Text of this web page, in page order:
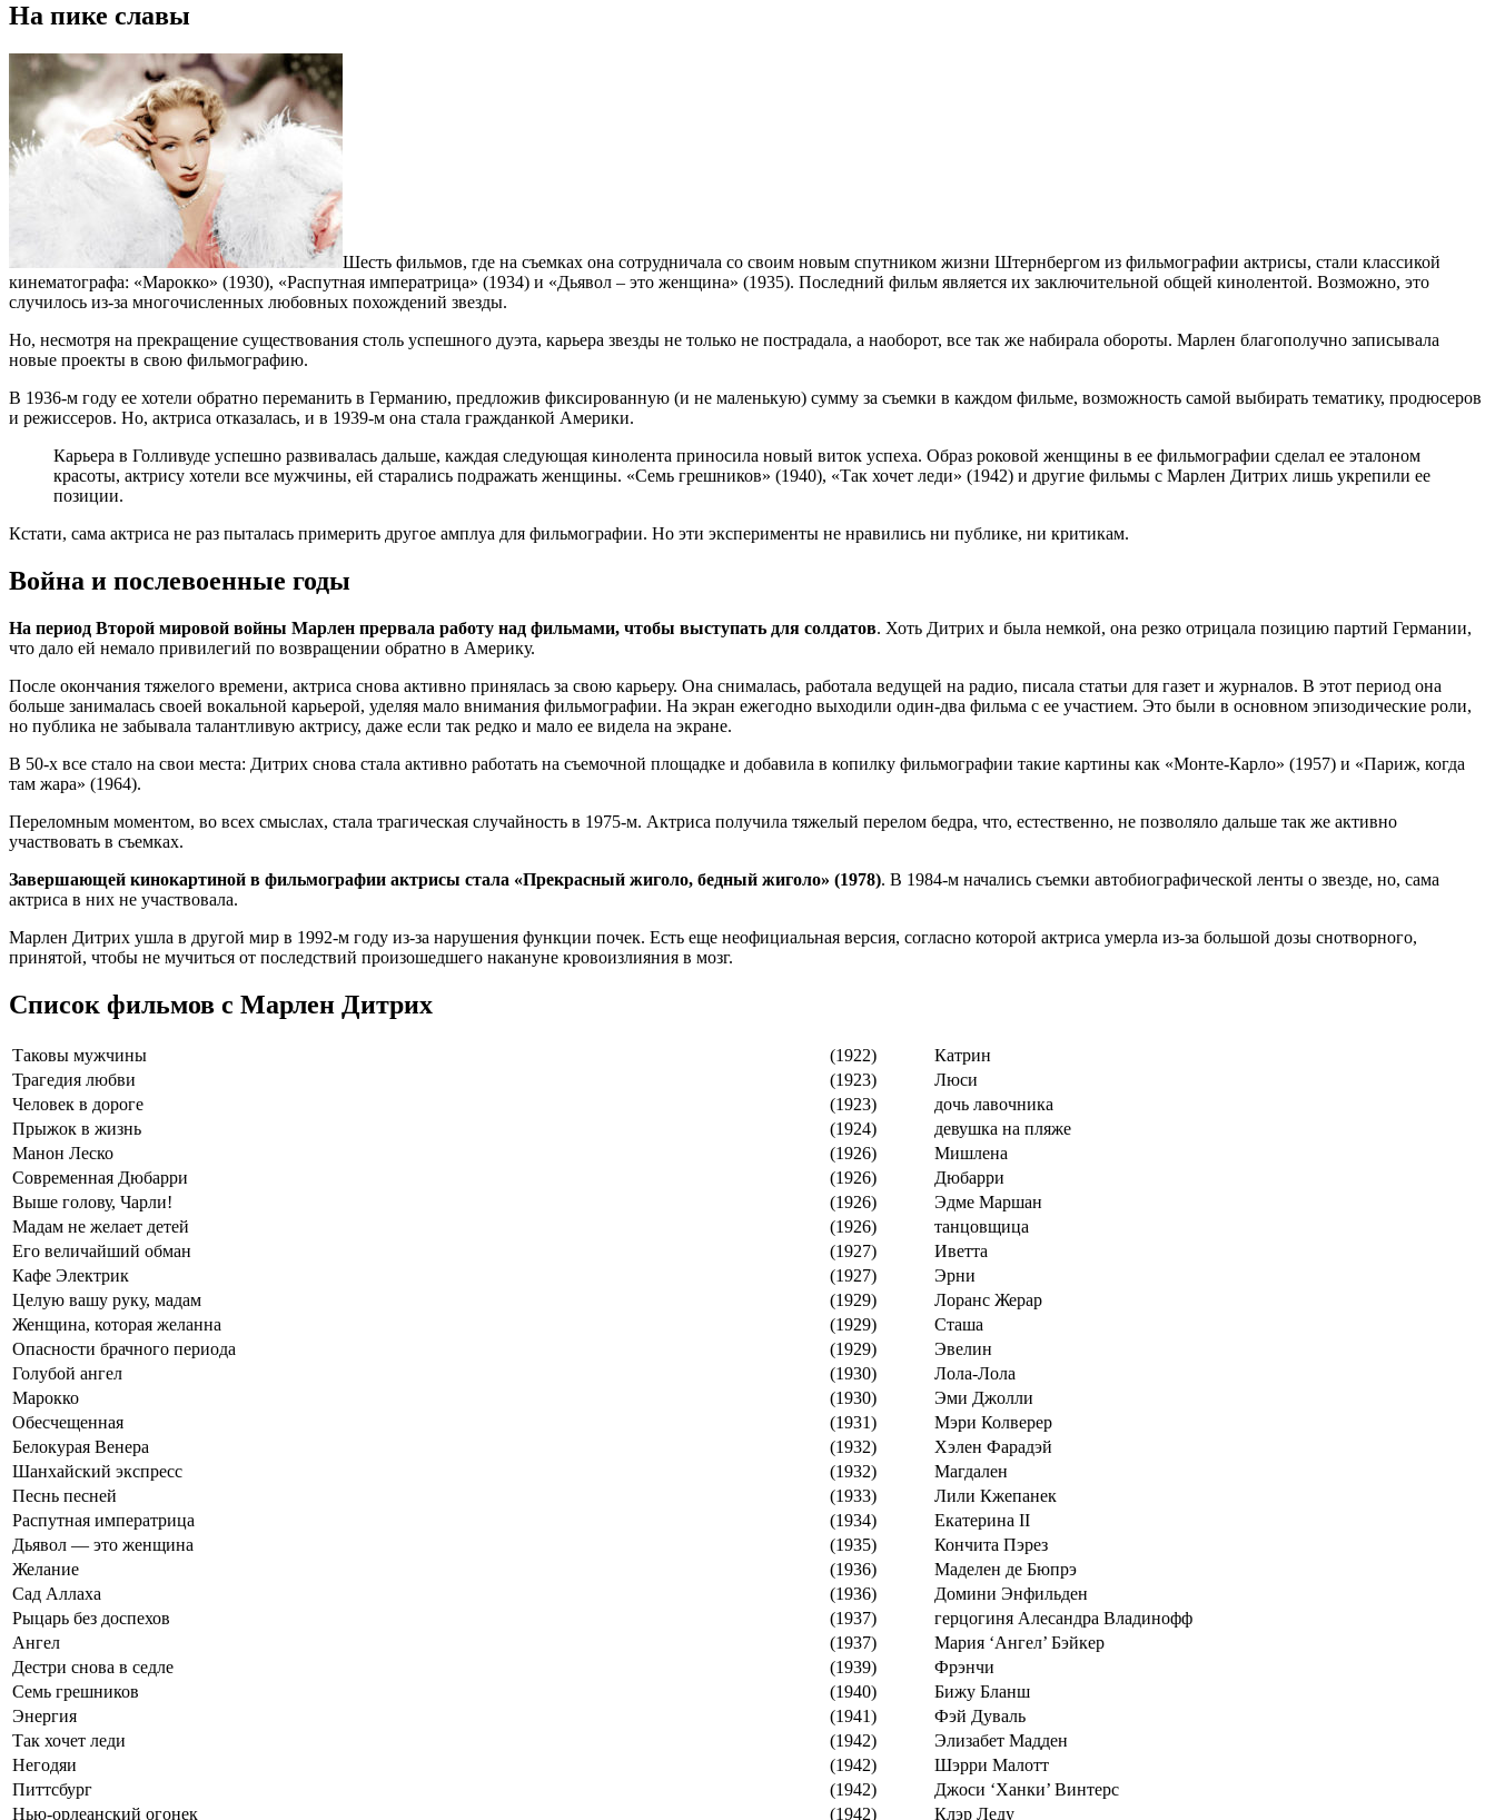
На пике славы
Шесть фильмов, где на съемках она сотрудничала со своим новым спутником жизни Штернбергом из фильмографии актрисы, стали классикой
кинематографа: «Марокко» (1930), «Распутная императрица» (1934) и «Дьявол – это женщина» (1935). Последний фильм является их заключительной общей кинолентой. Возможно, это
случилось из-за многочисленных любовных похождений звезды.
Но, несмотря на прекращение существования столь успешного дуэта, карьера звезды не только не пострадала, а наоборот, все так же набирала обороты. Марлен благополучно записывала
новые проекты в свою фильмографию.
В 1936-м году ее хотели обратно переманить в Германию, предложив фиксированную (и не маленькую) сумму за съемки в каждом фильме, возможность самой выбирать тематику, продюсеров
и режиссеров. Но, актриса отказалась, и в 1939-м она стала гражданкой Америки.
Карьера в Голливуде успешно развивалась дальше, каждая следующая кинолента приносила новый виток успеха. Образ роковой женщины в ее фильмографии сделал ее эталоном
красоты, актрису хотели все мужчины, ей старались подражать женщины. «Семь грешников» (1940), «Так хочет леди» (1942) и другие фильмы с Марлен Дитрих лишь укрепили ее
позиции.
Кстати, сама актриса не раз пыталась примерить другое амплуа для фильмографии. Но эти эксперименты не нравились ни публике, ни критикам.
Война и послевоенные годы
На период Второй мировой войны Марлен прервала работу над фильмами, чтобы выступать для солдатов. Хоть Дитрих и была немкой, она резко отрицала позицию партий Германии,
что дало ей немало привилегий по возвращении обратно в Америку.
После окончания тяжелого времени, актриса снова активно принялась за свою карьеру. Она снималась, работала ведущей на радио, писала статьи для газет и журналов. В этот период она
больше занималась своей вокальной карьерой, уделяя мало внимания фильмографии. На экран ежегодно выходили один-два фильма с ее участием. Это были в основном эпизодические роли,
но публика не забывала талантливую актрису, даже если так редко и мало ее видела на экране.
В 50-х все стало на свои места: Дитрих снова стала активно работать на съемочной площадке и добавила в копилку фильмографии такие картины как «Монте-Карло» (1957) и «Париж, когда
там жара» (1964).
Переломным моментом, во всех смыслах, стала трагическая случайность в 1975-м. Актриса получила тяжелый перелом бедра, что, естественно, не позволяло дальше так же активно
участвовать в съемках.
Завершающей кинокартиной в фильмографии актрисы стала «Прекрасный жиголо, бедный жиголо» (1978). В 1984-м начались съемки автобиографической ленты о звезде, но, сама
актриса в них не участвовала.
Марлен Дитрих ушла в другой мир в 1992-м году из-за нарушения функции почек. Есть еще неофициальная версия, согласно которой актриса умерла из-за большой дозы снотворного,
принятой, чтобы не мучиться от последствий произошедшего накануне кровоизлияния в мозг.
Список фильмов с Марлен Дитрих
Таковы мужчины (1922)
Катрин
Трагедия любви
(1923)
Люси
Человек в дороге
(1923)
дочь лавочника
Прыжок в жизнь
(1924)
девушка на пляже
Манон Леско
(1926)
Мишлена
Современная Дюбарри
(1926)
Дюбарри
Выше голову, Чарли!
(1926)
Эдме Маршан
Мадам не желает детей
(1926)
танцовщица
Его величайший обман
(1927)
Иветта
Кафе Электрик
(1927)
Эрни
Целую вашу руку, мадам
(1929)
Лоранс Жерар
Женщина, которая желанна
(1929)
Сташа
Опасности брачного периода
(1929)
Эвелин
Голубой ангел
(1930)
Лола-Лола
Марокко
(1930)
Эми Джолли
Обесчещенная
(1931)
Мэри Колверер
Белокурая Венера
(1932)
Хэлен Фарадэй
Шанхайский экспресс
(1932)
Магдален
Песнь песней
(1933)
Лили Кжепанек
Распутная императрица
(1934)
Екатерина II
Дьявол — это женщина
(1935)
Кончита Пэрез
Желание
(1936)
Маделен де Бюпрэ
Сад Аллаха
(1936)
Домини Энфильден
Рыцарь без доспехов
(1937)
герцогиня Алесандра Владинофф
Ангел
(1937)
Мария ‘Ангел’ Бэйкер
Дестри снова в седле
(1939)
Фрэнчи
Семь грешников
(1940)
Бижу Бланш
Энергия
(1941)
Фэй Дуваль
Так хочет леди
(1942)
Элизабет Мадден
Негодяи
(1942)
Шэрри Малотт
Питтсбург
(1942)
Джоси ‘Ханки’ Винтерс
Нью-орлеанский огонек
(1942) Клэр Леду